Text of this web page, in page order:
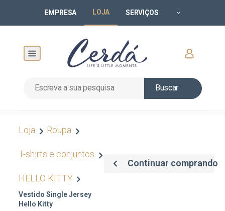
EMPRESA LOJA SERVIÇOS
Buscar
Loja Roupa
T-shirts e conjuntos
HELLO KITTY
Vestido Single Jersey
Hello Kitty
Continuar comprando